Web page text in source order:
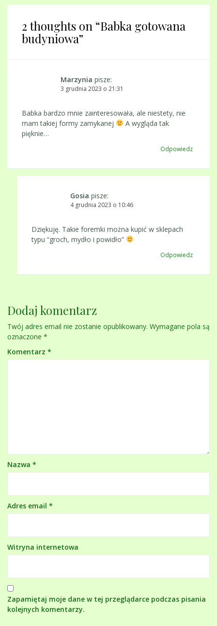
2 thoughts on “Babka gotowana
budyniowa”
Marzynia pisze:
3 grudnia 2023 o 21:31
Babka bardzo mnie zainteresowała, ale niestety, nie
mam takiej formy zamykanej
A wygląda tak
pięknie…
Odpowiedz
Gosia pisze:
4 grudnia 2023 o 10:46
Dziękuję. Takie foremki można kupić w sklepach
typu “groch, mydło i powidło”
Odpowiedz
Dodaj komentarz
Twój adres email nie zostanie opublikowany. Wymagane pola są
oznaczone *
Komentarz *
Nazwa *
Adres email *
Witryna internetowa
Zapamiętaj moje dane w tej przeglądarce podczas pisania
kolejnych komentarzy.